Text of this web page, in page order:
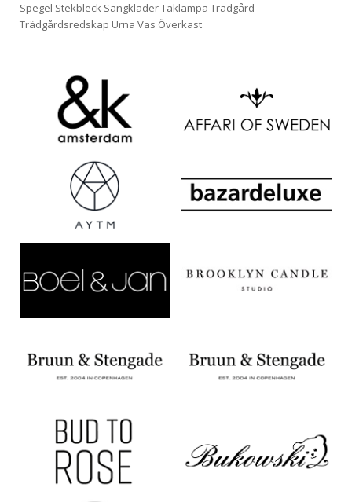
Spegel Stekbleck SängkläderTaklampa Trädgård
Trädgårdsredskap Urna Vas Överkast